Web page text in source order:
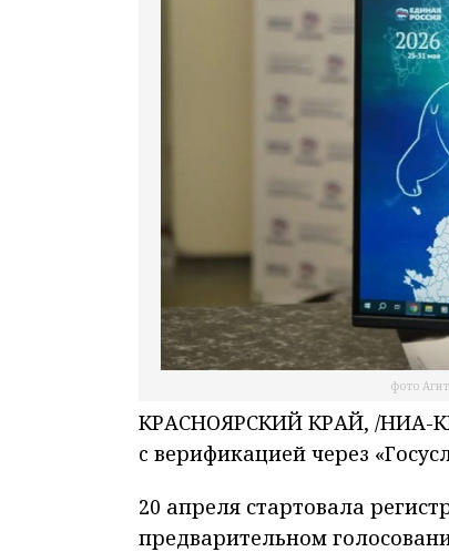
фото
КРАСНОЯРСКИЙ КРАЙ, /НИА-
c верификацией через
20 апреля стартовала
предварительном